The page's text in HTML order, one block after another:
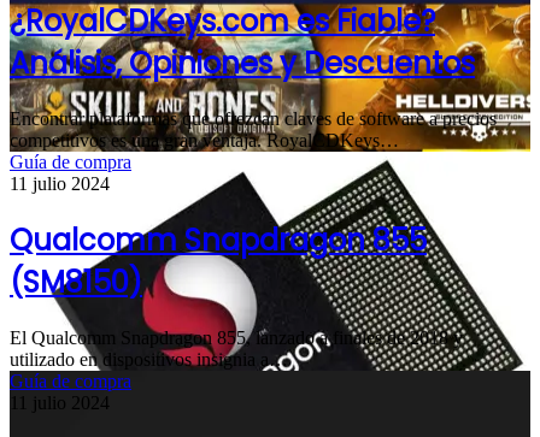
¿RoyalCDKeys.com es Fiable?
Análisis, Opiniones y Descuentos
Encontrar plataformas que ofrezcan claves de software a precios
competitivos es una gran ventaja. RoyalCDKeys…
Guía de compra
11 julio 2024
Qualcomm Snapdragon 855
(SM8150)
El Qualcomm Snapdragon 855, lanzado a finales de 2018 y
utilizado en dispositivos insignia a…
Guía de compra
11 julio 2024